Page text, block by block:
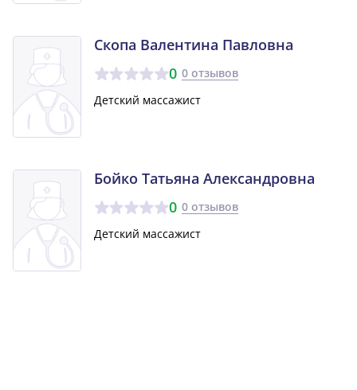
Скопа Валентина Павловна
0 0 отзывов
Детский массажист
Бойко Татьяна Александровна
0 0 отзывов
Детский массажист